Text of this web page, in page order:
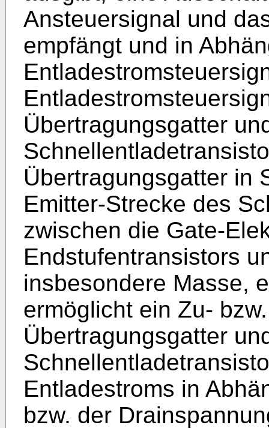
Ansteuersignal und
empfängt und in
Übertragungsgatter
Übertragungsgatter in
Emitter-Strecke des
zwischen die Gate-
Endstufentransistors
insbesondere Masse,
ermöglicht ein Zu-
Übertragungsgatter
Entladestroms in
bzw. der